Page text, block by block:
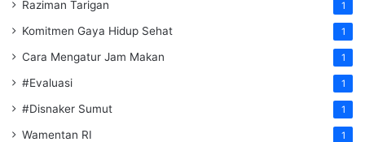
Raziman Tarigan 1
Komitmen Gaya Hidup Sehat 1
Cara Mengatur Jam Makan 1
#Evaluasi 1
#Disnaker Sumut 1
Wamentan RI 1